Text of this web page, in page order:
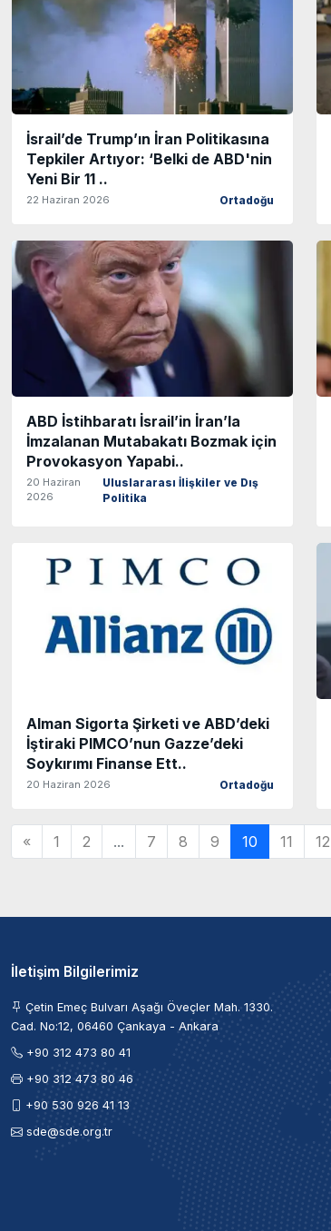
İsrail’de Trump’ın İran Politikasına
Tepkiler Artıyor: ‘Belki de ABD'nin
Yeni Bir 11 ..
22 Haziran 2026 Ortadoğu
ABD İstihbaratı İsrail’in İran’la
İmzalanan Mutabakatı Bozmak için
Provokasyon Yapabi..
20 Haziran
2026
Uluslararası İlişkiler ve Dış
Politika
Alman Sigorta Şirketi ve ABD’deki
İştiraki PIMCO’nun Gazze’deki
Soykırımı Finanse Ett..
20 Haziran 2026 Ortadoğu
« 1 2 ... 7 8 9 10 11 12
İletişim Bilgilerimiz
Çetin Emeç Bulvarı Aşağı Öveçler Mah. 1330.
Cad. No:12, 06460 Çankaya - Ankara
+90 312 473 80 41
+90 312 473 80 46
+90 530 926 41 13
sde@sde.org.tr